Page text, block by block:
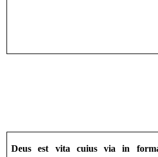
Deus est vita cuius via in